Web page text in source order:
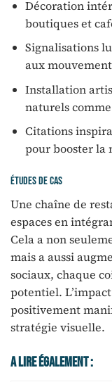
Décoration
boutiques et
Signalisations
aux
Installation
naturels
Citations
pour booster la
Études de cas
Une chaîne de
espaces en
Cela a non
mais a aussi
sociaux, chaque
potentiel.
positivement
stratégie visuelle.
A Lire Également :